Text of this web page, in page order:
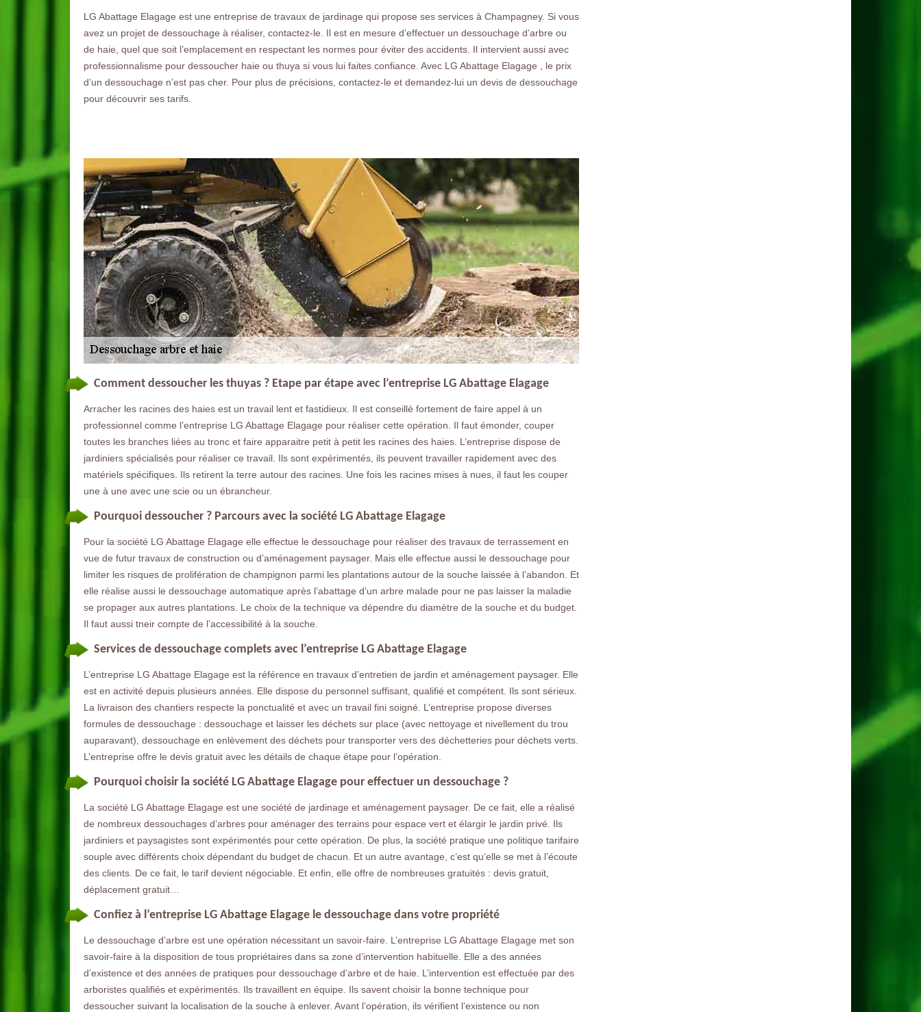
LG Abattage Elagage est une entreprise de travaux de jardinage qui propose ses services à Champagney. Si vous
avez un projet de dessouchage à réaliser, contactez-le. Il est en mesure d’effectuer un dessouchage d’arbre ou
de haie, quel que soit l’emplacement en respectant les normes pour éviter des accidents. Il intervient aussi avec
professionnalisme pour dessoucher haie ou thuya si vous lui faites confiance. Avec LG Abattage Elagage , le prix
d’un dessouchage n’est pas cher. Pour plus de précisions, contactez-le et demandez-lui un devis de dessouchage
pour découvrir ses tarifs.
Comment dessoucher les thuyas ? Etape par étape avec l’entreprise LG Abattage Elagage
Arracher les racines des haies est un travail lent et fastidieux. Il est conseillé fortement de faire appel à un
professionnel comme l’entreprise LG Abattage Elagage pour réaliser cette opération. Il faut émonder, couper
toutes les branches liées au tronc et faire apparaitre petit à petit les racines des haies. L’entreprise dispose de
jardiniers spécialisés pour réaliser ce travail. Ils sont expérimentés, ils peuvent travailler rapidement avec des
matériels spécifiques. Ils retirent la terre autour des racines. Une fois les racines mises à nues, il faut les couper
une à une avec une scie ou un ébrancheur.
Pourquoi dessoucher ? Parcours avec la société LG Abattage Elagage
Pour la société LG Abattage Elagage elle effectue le dessouchage pour réaliser des travaux de terrassement en
vue de futur travaux de construction ou d’aménagement paysager. Mais elle effectue aussi le dessouchage pour
limiter les risques de prolifération de champignon parmi les plantations autour de la souche laissée à l’abandon. Et
elle réalise aussi le dessouchage automatique après l’abattage d’un arbre malade pour ne pas laisser la maladie
se propager aux autres plantations. Le choix de la technique va dépendre du diamètre de la souche et du budget.
Il faut aussi tneir compte de l’accessibilité à la souche.
Services de dessouchage complets avec l’entreprise LG Abattage Elagage
L’entreprise LG Abattage Elagage est la référence en travaux d’entretien de jardin et aménagement paysager. Elle
est en activité depuis plusieurs années. Elle dispose du personnel suffisant, qualifié et compétent. Ils sont sérieux.
La livraison des chantiers respecte la ponctualité et avec un travail fini soigné. L’entreprise propose diverses
formules de dessouchage : dessouchage et laisser les déchets sur place (avec nettoyage et nivellement du trou
auparavant), dessouchage en enlèvement des déchets pour transporter vers des déchetteries pour déchets verts.
L’entreprise offre le devis gratuit avec les détails de chaque étape pour l’opération.
Pourquoi choisir la société LG Abattage Elagage pour effectuer un dessouchage ?
La société LG Abattage Elagage est une société de jardinage et aménagement paysager. De ce fait, elle a réalisé
de nombreux dessouchages d’arbres pour aménager des terrains pour espace vert et élargir le jardin privé. Ils
jardiniers et paysagistes sont expérimentés pour cette opération. De plus, la société pratique une politique tarifaire
souple avec différents choix dépendant du budget de chacun. Et un autre avantage, c’est qu’elle se met à l’écoute
des clients. De ce fait, le tarif devient négociable. Et enfin, elle offre de nombreuses gratuités : devis gratuit,
déplacement gratuit…
Confiez à l’entreprise LG Abattage Elagage le dessouchage dans votre propriété
Le dessouchage d’arbre est une opération nécessitant un savoir-faire. L’entreprise LG Abattage Elagage met son
savoir-faire à la disposition de tous propriétaires dans sa zone d’intervention habituelle. Elle a des années
d’existence et des années de pratiques pour dessouchage d’arbre et de haie. L’intervention est effectuée par des
arboristes qualifiés et expérimentés. Ils travaillent en équipe. Ils savent choisir la bonne technique pour
dessoucher suivant la localisation de la souche à enlever. Avant l’opération, ils vérifient l’existence ou non